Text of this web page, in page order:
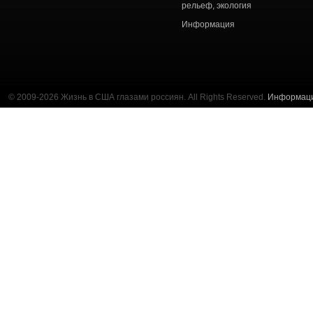
рельеф, экология
Информация
© 2009-2026 Жизнь в США глазами россиян. All Rights Reserved.